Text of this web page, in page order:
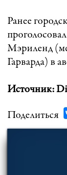
Ранее
Мэриленд
Гарварда) в
Источник:
Поделиться